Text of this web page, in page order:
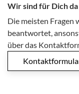
Wir sind für Dich da
Die meisten Fragen
beantwortet,
über das